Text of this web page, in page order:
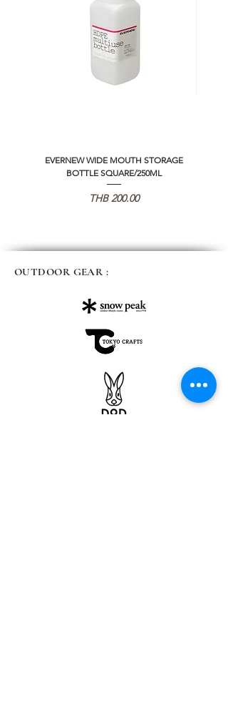
EVERNEW WIDE MOUTH STORAGE
BOTTLE SQUARE/250ML
価格
THB 200.00
OUTDOOR GEAR :